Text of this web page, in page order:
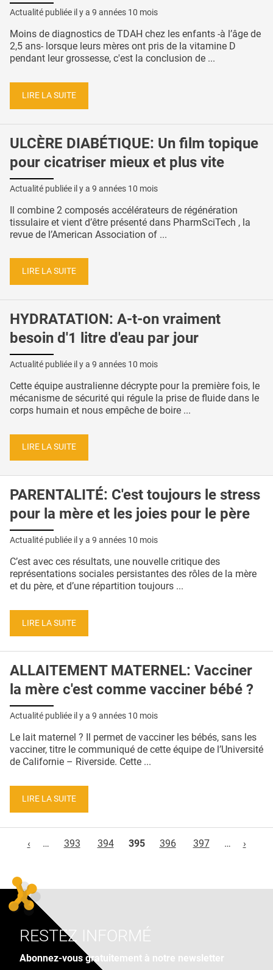
Actualité publiée il y a 9 années 10 mois
Moins de diagnostics de TDAH chez les enfants -à l’âge de
2,5 ans- lorsque leurs mères ont pris de la vitamine D
pendant leur grossesse, c'est la conclusion de ...
LIRE LA SUITE
ULCÈRE DIABÉTIQUE: Un film topique
pour cicatriser mieux et plus vite
Actualité publiée il y a 9 années 10 mois
Il combine 2 composés accélérateurs de régénération
tissulaire et vient d’être présenté dans PharmSciTech , la
revue de l’American Association of ...
LIRE LA SUITE
HYDRATATION: A-t-on vraiment
besoin d'1 litre d'eau par jour
Actualité publiée il y a 9 années 10 mois
Cette équipe australienne décrypte pour la première fois, le
mécanisme de sécurité qui régule la prise de fluide dans le
corps humain et nous empêche de boire ...
LIRE LA SUITE
PARENTALITÉ: C'est toujours le stress
pour la mère et les joies pour le père
Actualité publiée il y a 9 années 10 mois
C’est avec ces résultats, une nouvelle critique des
représentations sociales persistantes des rôles de la mère
et du père, et d’une répartition toujours ...
LIRE LA SUITE
ALLAITEMENT MATERNEL: Vacciner
la mère c'est comme vacciner bébé ?
Actualité publiée il y a 9 années 10 mois
Le lait maternel ? Il permet de vacciner les bébés, sans les
vacciner, titre le communiqué de cette équipe de l’Université
de Californie – Riverside. Cette ...
LIRE LA SUITE
‹
… 393 394 395 396 397 … ›
RESTEZ INFORMÉ
Abonnez-vous gratuitement à notre newsletter